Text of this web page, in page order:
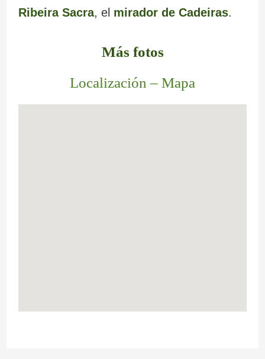
Ribeira Sacra, el mirador de Cadeiras.
Más fotos
Localización – Mapa